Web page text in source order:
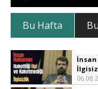
Bu Hafta